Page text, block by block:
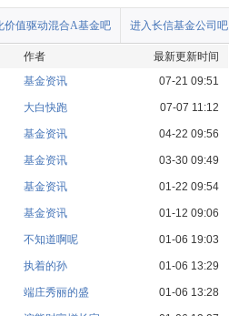
进入长信基金公司吧
价值驱动混合A基金吧
作者
最新更新时间
基金资讯 07-21 09:51
大白快跑 07-07 11:12
基金资讯 04-22 09:56
基金资讯 03-30 09:49
基金资讯 01-22 09:54
基金资讯 01-12 09:06
不知道啊呢 01-06 19:03
执着的孙 01-06 13:29
端庄秀丽的盛 01-06 13:28